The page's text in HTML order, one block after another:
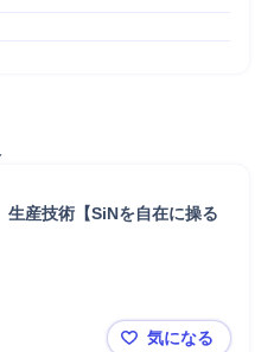
産技術【SiNを自在に操る
気になる